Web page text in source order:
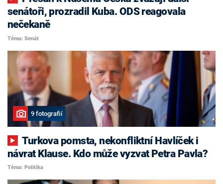
senátoři, prozradil Kuba. ODS reagovala
nečekaně
Téma: Senát
9 fotografií
Turkova pomsta, nekonfliktní Havlíček i
návrat Klause. Kdo může vyzvat Petra Pavla?
Téma: Politika